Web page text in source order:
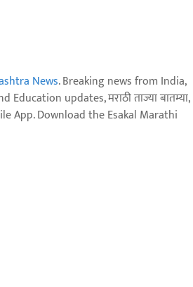
News. Breaking news from India,
updates, मराठी ताज्या बातम्या,
App. Download the Esakal Marathi